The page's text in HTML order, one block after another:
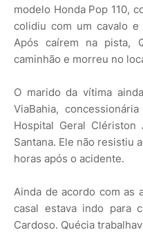
modelo Honda Pop 110,
colidiu com um cavalo
Após caírem na pista,
caminhão e morreu no
O marido da vítima
ViaBahia,
Hospital Geral Clériston
Santana. Ele não resistiu
horas após o acidente.
Ainda de acordo com as
casal estava indo para
Cardoso. Quécia